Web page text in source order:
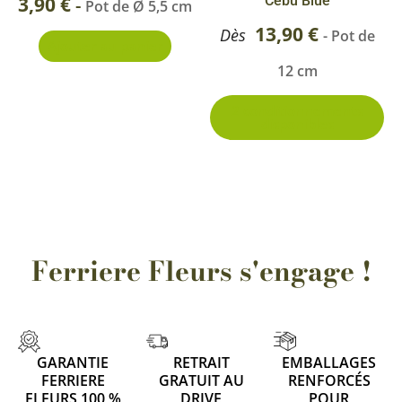
Pot de Ø 5,5 cm
Dès 13,90€ - Pot de
12 cm
Ferriere Fleurs s'engage !
GARANTIE
FERRIERE
RETRAIT
GRATUIT AU
EMBALLAGES
RENFORCÉS